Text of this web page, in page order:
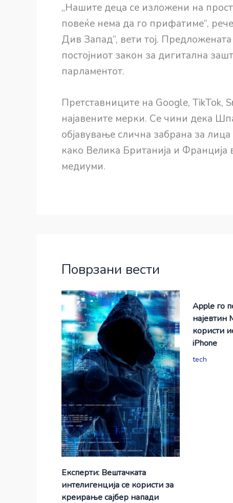
„Нашите деца се изложени на
повеќе нема да го прифатиме“,
Див Запад“, вети тој.
постојниот закон за дигитална
парламентот.
Претставниците на Google, TikTok,
најавените мерки. Се чини дека
објавување слична забрана за
како Велика Британија и Франција
медиуми.
Поврзани вести
Експерти: Вештачката
интелигенција се користи за
креирање сајбер напади
Apple го
најевтин
користи
iPhone
tech